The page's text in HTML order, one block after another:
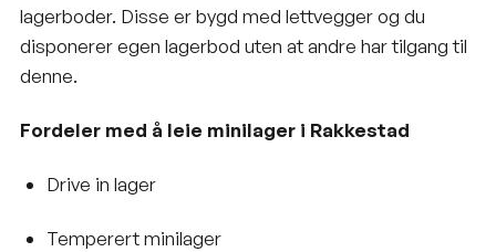
lagerboder. Disse er bygd med lettvegger og du
disponerer egen lagerbod uten at andre har tilgang til
denne.
Fordeler med å leie minilager i Rakkestad
Drive in lager
Temperert minilager